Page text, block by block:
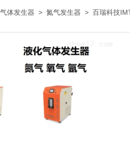
气体发生器 > 氮气发生器 > 百瑞科技